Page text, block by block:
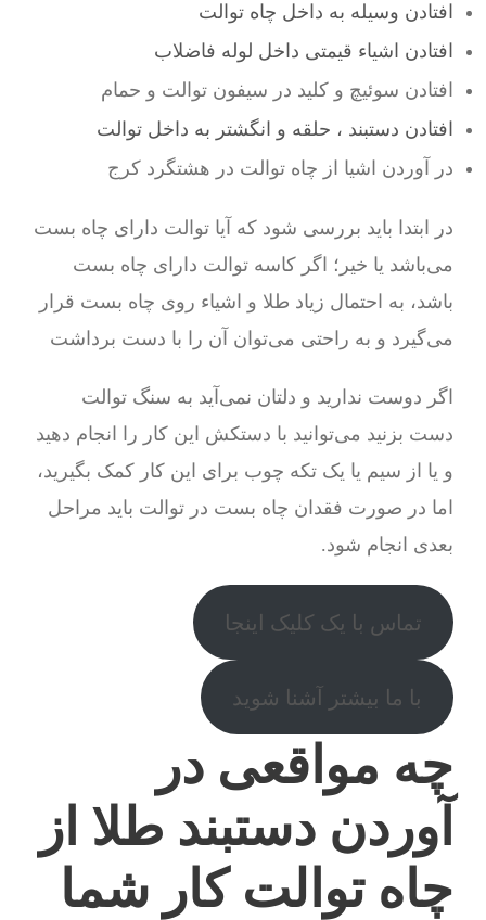
افتادن وسیله به داخل چاه توالت
افتادن اشیاء قیمتی داخل لوله فاضلاب
افتادن سوئیچ و کلید در سیفون توالت و حمام
افتادن دستبند ، حلقه و انگشتر به داخل توالت
در آوردن اشیا از چاه توالت در هشتگرد کرج
در ابتدا باید بررسی شود که آیا توالت دارای چاه بست
می‌باشد یا خیر؛ اگر کاسه توالت دارای چاه بست
باشد، به احتمال زیاد طلا و اشیاء روی چاه بست قرار
می‌گیرد و به راحتی می‌توان آن را با دست برداشت
اگر دوست ندارید و دلتان نمی‌آید به سنگ توالت
دست بزنید می‌توانید با دستکش این کار را انجام دهید
و یا از سیم یا یک تکه چوب برای این کار کمک بگیرید،
اما در صورت فقدان چاه بست در توالت باید مراحل
بعدی انجام شود.
تماس با یک کلیک اینجا
با ما بیشتر آشنا شوید
چه مواقعی در
آوردن دستبند طلا از
چاه توالت کار شما